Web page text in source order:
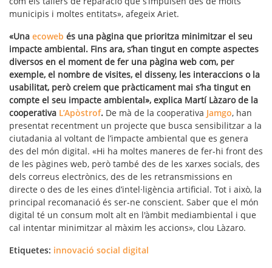
municipis i moltes entitats», afegeix Ariet.
«Una ecoweb és una pàgina que prioritza minimitzar el seu
impacte ambiental. Fins ara, s’han tingut en compte aspectes
diversos en el moment de fer una pàgina web com, per
exemple, el nombre de visites, el disseny, les interaccions o la
usabilitat, però creiem que pràcticament mai s’ha tingut en
compte el seu impacte ambiental», explica Martí Làzaro de la
cooperativa L’Apòstrof. De mà de la cooperativa Jamgo, han
presentat recentment un projecte que busca sensibilitzar a la
ciutadania al voltant de l’impacte ambiental que es genera
des del món digital. «Hi ha moltes maneres de fer-hi front des
de les pàgines web, però també des de les xarxes socials, des
dels correus electrònics, des de les retransmissions en
directe o des de les eines d’intel·ligència artificial. Tot i això, la
principal recomanació és ser-ne conscient. Saber que el món
digital té un consum molt alt en l'àmbit mediambiental i que
cal intentar minimitzar al màxim les accions», clou Làzaro.
Etiquetes: innovació social digital